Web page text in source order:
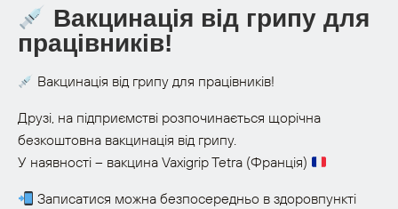
Вакцинація від грипу для
працівників!
Вакцинація від грипу для працівників!
Друзі, на підприємстві розпочинається щорічна
безкоштовна вакцинація від грипу.
У наявності – вакцина Vaxigrip Tetra (Франція)
Записатися можна безпосередньо в здоровпункті